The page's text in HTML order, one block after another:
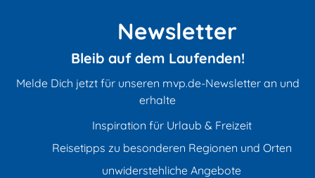
Newsletter
Bleib auf dem Laufenden!
Melde Dich jetzt für unseren mvp.de-Newsletter an und
erhalte
Inspiration für Urlaub & Freizeit
Reisetipps zu besonderen Regionen und Orten
unwiderstehliche Angebote